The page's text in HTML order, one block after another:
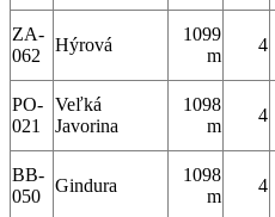
ZA-
062
Hýrová
1099
m
4
PO-
021
Veľká
Javorina
1098
m
4
BB-
050
Gindura
1098
m
4